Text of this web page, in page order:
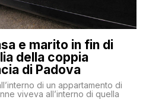
e marito in fin di
della coppia
di Padova
di un appartamento di
viveva all’interno di quella